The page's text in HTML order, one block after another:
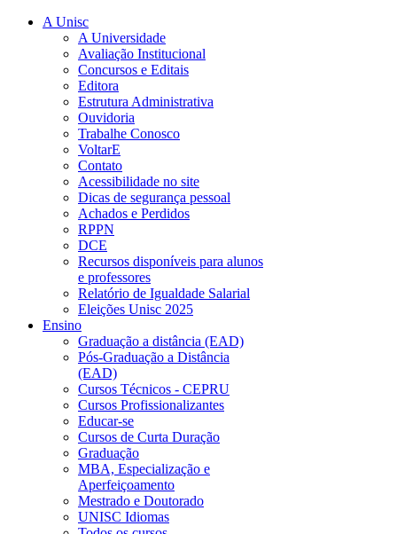
A Unisc
A Universidade
Avaliação Institucional
Concursos e Editais
Editora
Estrutura Administrativa
Ouvidoria
Trabalhe Conosco
VoltarE
Contato
Acessibilidade no site
Dicas de segurança pessoal
Achados e Perdidos
RPPN
DCE
Recursos disponíveis para alunos
e professores
Relatório de Igualdade Salarial
Eleições Unisc 2025
Ensino
Graduação a distância (EAD)
Pós-Graduação a Distância
(EAD)
Cursos Técnicos - CEPRU
Cursos Profissionalizantes
Educar-se
Cursos de Curta Duração
Graduação
MBA, Especialização e
Aperfeiçoamento
Mestrado e Doutorado
UNISC Idiomas